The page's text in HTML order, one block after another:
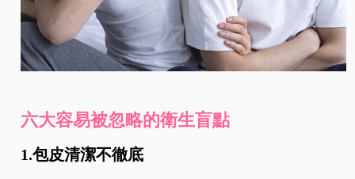
六大容易被忽略的衛生盲點
1.包皮清潔不徹底